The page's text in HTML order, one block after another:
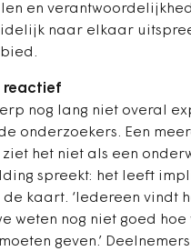
en
naar elkaar
reactief
nog lang niet overal
onderzoekers. Een
ziet het niet als een
spreekt: het leeft
kaart. ‘Iedereen vindt
weten nog niet goed hoe
geven.’